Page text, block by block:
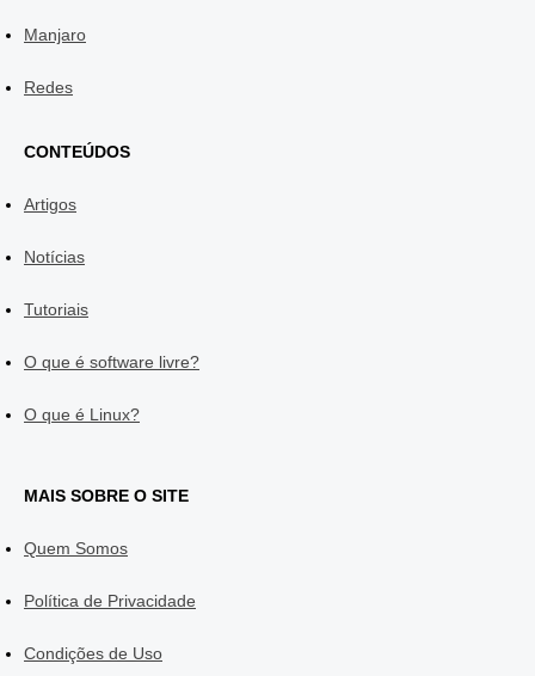
Manjaro
Redes
CONTEÚDOS
Artigos
Notícias
Tutoriais
O que é software livre?
O que é Linux?
MAIS SOBRE O SITE
Quem Somos
Política de Privacidade
Condições de Uso